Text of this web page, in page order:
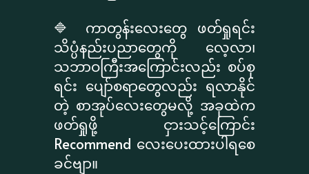
🔷 ကာတွန်းလေးတွေ ဖတ်ရှုရင်း
သိပ္ပံနည်းပညာတွေကို လေ့လာ၊
သဘာဝကြီးအကြောင်းလည်း စပ်စု
ရင်း ပျော်စရာတွေလည်း ရလာနိုင်
တဲ့ စာအုပ်လေးတွေမလို့ အခုထဲက
ဖတ်ရှုဖို့ ငှားသင့်ကြောင်း
Recommend လေးပေးထားပါရစေ
ခင်ဗျာ။